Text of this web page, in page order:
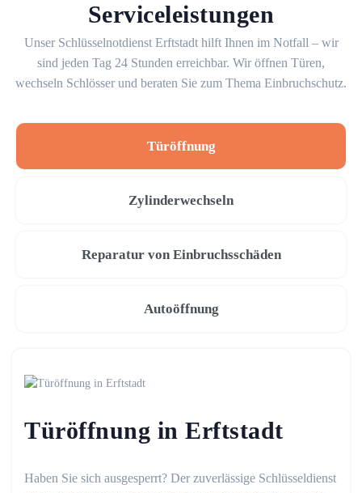
Serviceleistungen
Unser Schlüsselnotdienst Erftstadt hilft Ihnen im Notfall – wir
sind jeden Tag 24 Stunden erreichbar. Wir öffnen Türen,
wechseln Schlösser und beraten Sie zum Thema Einbruchschutz.
Türöffnung
Zylinderwechseln
Reparatur von Einbruchsschäden
Autoöffnung
Türöffnung in Erftstadt
Haben Sie sich ausgesperrt? Der zuverlässige Schlüsseldienst